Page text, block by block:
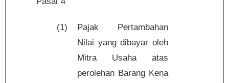
(1)
Pajak Pertambahan
Nilai yang dibayar oleh
Mitra Usaha atas
perolehan Barang Kena